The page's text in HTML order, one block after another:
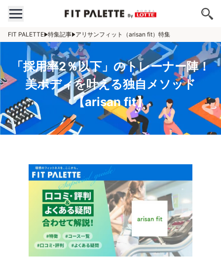
FIT PALETTE 特集記事 アリサンフィット（arisan fit）特集
「採用率2％以下」のトレーナー陣！
美ボディを叶える独自メソッド
【arisan fit】